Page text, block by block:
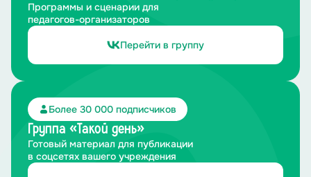
Б) Иоганн Гутенберг (мужчина)
В) Гульельмо Маркони (мужчина)
6. Кто первым получил Нобелевскую премию по
литературе?
А) Сельма Лагерлёф (женщина)
Программы и сценарии для
педагогов-организаторов
Перейти в группу
Более 30 000 подписчиков
Группа «Такой день»
Готовый материал для публикации
в соцсетях вашего учреждения